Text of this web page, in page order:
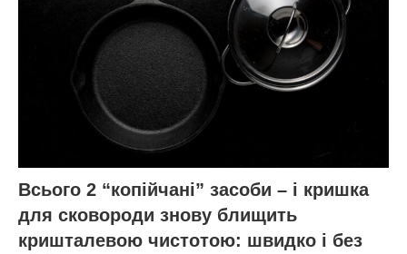
Всього 2 “копійчані” засоби – і кришка
для сковороди знову блищить
кришталевою чистотою: швидко і без